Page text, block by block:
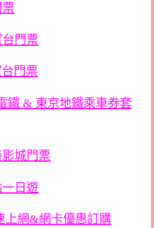
門票
門票
鐵 & 東京地鐵乘車券套
城門票
日遊
上網&網卡優惠訂購